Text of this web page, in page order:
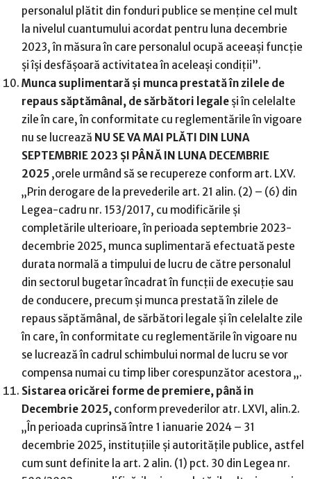
personalul plătit din fonduri publice se menţine cel mult
la nivelul cuantumului acordat pentru luna decembrie
2023, în măsura în care personalul ocupă aceeaşi funcţie
şi îşi desfăşoară activitatea în aceleaşi condiţii”.
Munca suplimentară și munca prestată în zilele de
repaus săptămânal, de sărbători legale şi în celelalte
zile în care, în conformitate cu reglementările în vigoare
nu se lucrează NU SE VA MAI PLĂTI DIN LUNA
SEPTEMBRIE 2023 ȘI PÂNĂ IN LUNA DECEMBRIE
2025 ,orele urmând să se recupereze conform art. LXV.
„Prin derogare de la prevederile art. 21 alin. (2) – (6) din
Legea-cadru nr. 153/2017, cu modificările şi
completările ulterioare, în perioada septembrie 2023-
decembrie 2025, munca suplimentară efectuată peste
durata normală a timpului de lucru de către personalul
din sectorul bugetar încadrat în funcţii de execuţie sau
de conducere, precum şi munca prestată în zilele de
repaus săptămânal, de sărbători legale şi în celelalte zile
în care, în conformitate cu reglementările în vigoare nu
se lucrează în cadrul schimbului normal de lucru se vor
compensa numai cu timp liber corespunzător acestora „.
Sistarea oricărei forme de premiere, până in
Decembrie 2025, conform prevederilor atr. LXVI, alin.2.
„În perioada cuprinsă între 1 ianuarie 2024 – 31
decembrie 2025, instituţiile şi autorităţile publice, astfel
cum sunt definite la art. 2 alin. (1) pct. 30 din Legea nr.